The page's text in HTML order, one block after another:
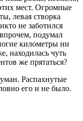
мест. Огромные
левая створка
не заботился
подумал
километры ни
находилась чуть
же прятаться?
Распахнутые
его и не было.